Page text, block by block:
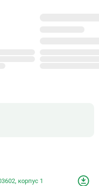
корпус 1